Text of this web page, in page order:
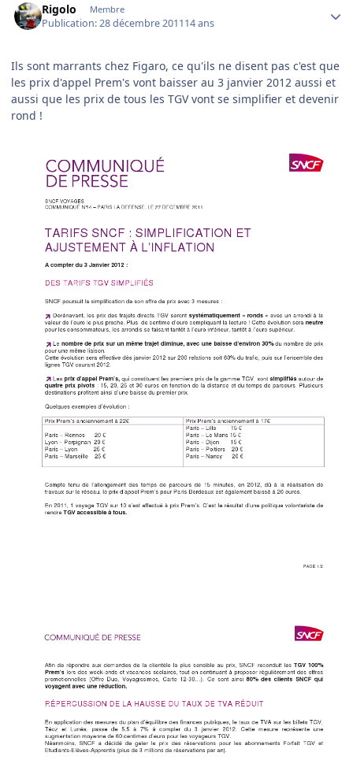
Rigolo Membre
Publication:28 décembre 201114 ans
Ils sont marrants chez Figaro, ce qu'ils ne disent pas c'est que
les prix d'appel Prem's vont baisser au 3 janvier 2012 aussi et
aussi que les prix de tous les TGV vont se simplifier et devenir
rond !